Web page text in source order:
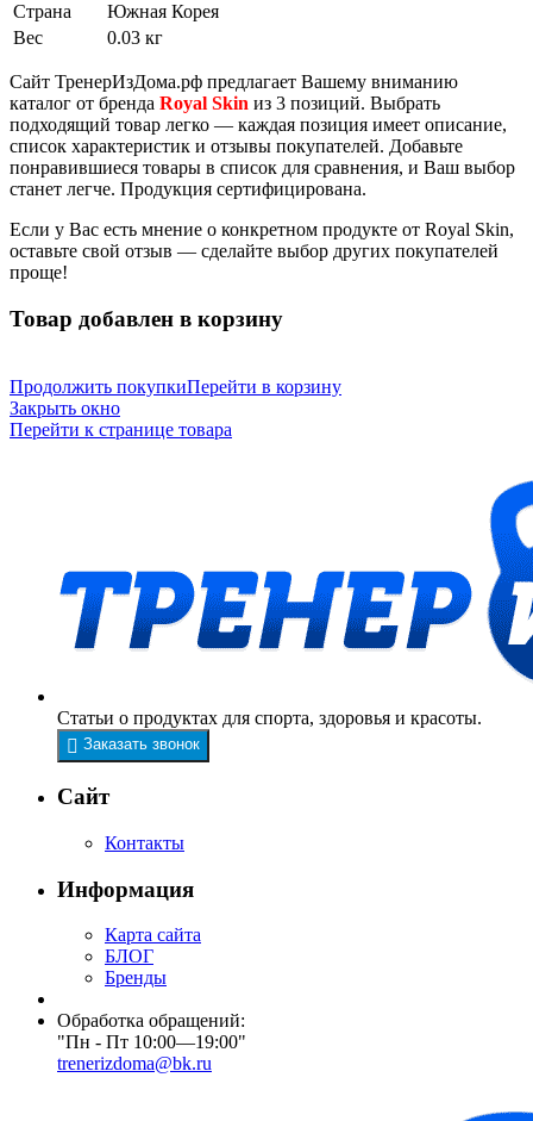
Страна
Южная Корея
Вес
0.03 кг
Сайт ТренерИзДома.рф предлагает Вашему вниманию
каталог от бренда Royal Skin из 3 позиций. Выбрать
подходящий товар легко — каждая позиция имеет описание,
список характеристик и отзывы покупателей. Добавьте
понравившиеся товары в список для сравнения, и Ваш выбор
станет легче. Продукция сертифицирована.
Если у Вас есть мнение о конкретном продукте от Royal Skin,
оставьте свой отзыв — сделайте выбор других покупателей
проще!
Товар добавлен в корзину
Продолжить покупкиПерейти в корзину
Закрыть окно
Перейти к странице товара
Статьи о продуктах для спорта, здоровья и красоты.
Заказать звонок
Сайт
Контакты
Информация
Карта сайта
БЛОГ
Бренды
Обработка обращений:
"Пн - Пт 10:00—19:00"
trenerizdoma@bk.ru